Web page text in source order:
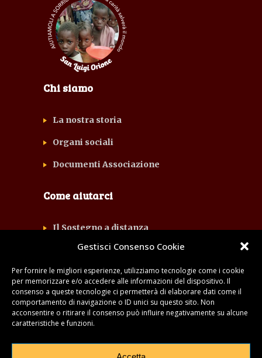
Gestisci Consenso Cookie
Per fornire le migliori esperienze, utilizziamo tecnologie come i cookie
per memorizzare e/o accedere alle informazioni del dispositivo. Il
consenso a queste tecnologie ci permetterà di elaborare dati come il
comportamento di navigazione o ID unici su questo sito. Non
acconsentire o ritirare il consenso può influire negativamente su alcune
caratteristiche e funzioni.
Chi siamo
La nostra storia
Organi sociali
Documenti Associazione
Come aiutarci
Il Sostegno a distanza
Il 5×1000
Volontario in campo: il campo di
servizio
Promozione eventi